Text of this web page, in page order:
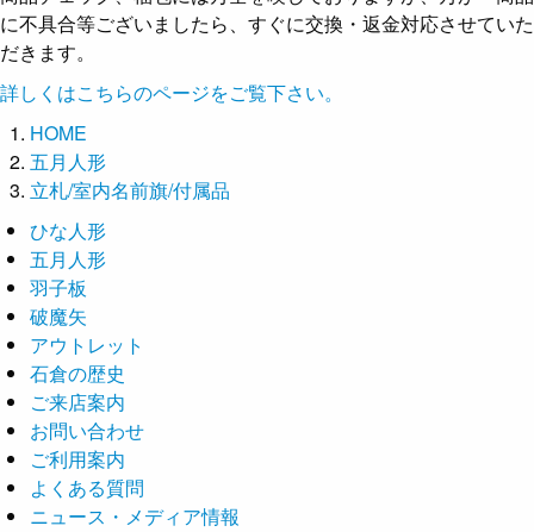
に不具合等ございましたら、すぐに交換・返金対応させていた
だきます。
詳しくはこちらのページをご覧下さい。
HOME
五月人形
立札/室内名前旗/付属品
ひな人形
五月人形
羽子板
破魔矢
アウトレット
石倉の歴史
ご来店案内
お問い合わせ
ご利用案内
よくある質問
ニュース・メディア情報